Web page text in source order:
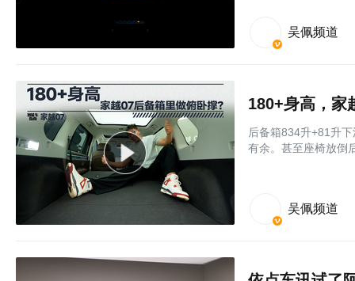
吴佩频道
180+身高，家
后备箱834升+81升
有余。甚至座椅放倒
吴佩频道